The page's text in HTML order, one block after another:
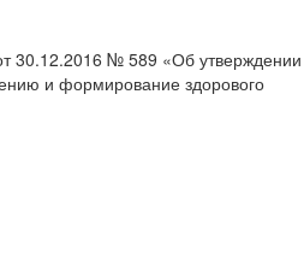
30.12.2016 № 589 «Об утверждении
и формирование здорового